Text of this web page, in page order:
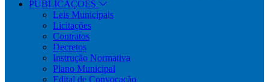
PUBLICAÇÕES
Leis Municipais
Licitações
Contratos
Decretos
Instrução Normativa
Plano Municipal
Edital de Convocação